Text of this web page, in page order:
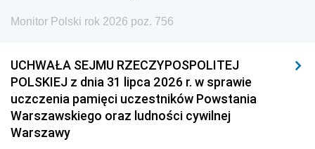
Monitor Polski rok 2026 poz. 756
UCHWAŁA SEJMU RZECZYPOSPOLITEJ
POLSKIEJ z dnia 31 lipca 2026 r. w sprawie
uczczenia pamięci uczestników Powstania
Warszawskiego oraz ludności cywilnej
Warszawy